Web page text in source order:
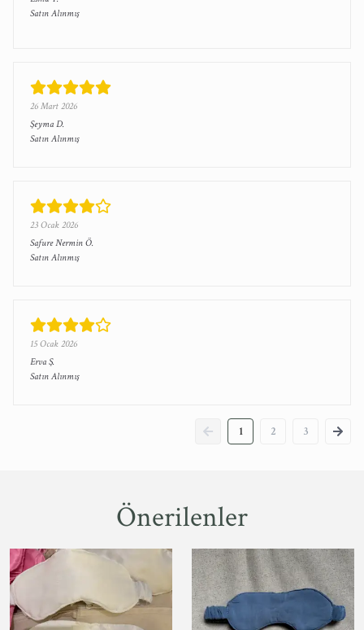
Satın Alınmış
26 Mart 2026
Şeyma D.
Satın Alınmış
23 Ocak 2026
Safure Nermin Ö.
Satın Alınmış
15 Ocak 2026
Erva Ş.
Satın Alınmış
1 2 3
Önerilenler